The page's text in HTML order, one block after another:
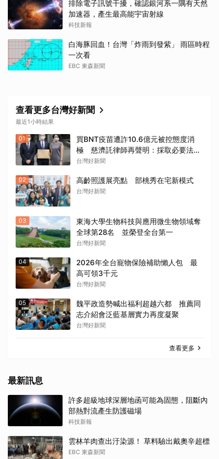
排除電子訊號干擾，確認銀河系一隅有天然
加速器，產生最高能宇宙射線
科技新報
白海豚回血！台灣「炸雨到發紫」 雨區時程
一次看
EBC 東森新聞
查看更多台灣好新聞
最近1小時結果
01
買BNT疫苗遭詐10.6億元被控態度消
極 慈濟託律師再聲明：採取必要法律
措施捍衛捐款大眾權益
台灣好新聞
02 高齡照護展亮點 部桃秀在宅新模式
台灣好新聞
03
東海大學生物科技與應用微生物領域奪
全球第28名 並榮登全台第一
台灣好新聞
04
2026年全台寵物保險補助懶人包 最
高可領3千元
台灣好新聞
05
魏平政造勢喊出福利超越六都 推薦同
志介紹會泛藍基層實力再度凝聚
台灣好新聞
查看更多
最新訊息
許多超級地球深層地函可能為固態，阻斷內
部熱對流產生防護磁場
科技新報
雲林羊肉查出汙染源！ 草料驗出戴奧辛超標
EBC 東森新聞